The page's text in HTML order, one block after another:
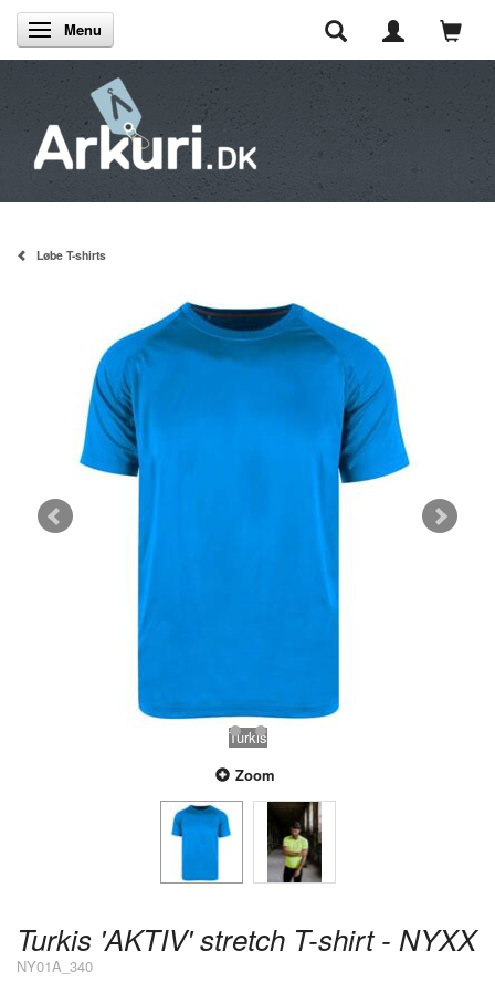
Skifte navigation
Menu
Løbe T-shirts
Turkis
Zoom
Turkis 'AKTIV' stretch T-shirt - NYXX
NY01A_340